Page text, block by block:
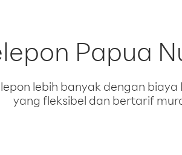
Papua
lebih banyak dengan
yang fleksibel dan bertarif